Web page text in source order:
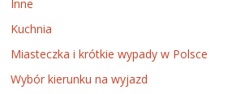
Inne
Kuchnia
Miasteczka i krótkie wypady w Polsce
Wybór kierunku na wyjazd